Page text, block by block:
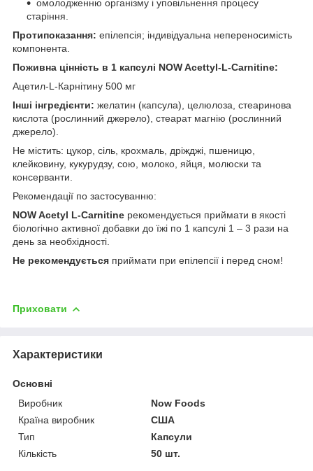
омолодженню організму і уповільнення процесу
старіння.
Протипоказання: епілепсія; індивідуальна непереносимість
компонента.
Поживна цінність в 1 капсулі NOW Acettyl-L-Carnitine:
Ацетил-L-Карнітину 500 мг
Інші інгредієнти: желатин (капсула), целюлоза, стеаринова
кислота (рослинний джерело), стеарат магнію (рослинний
джерело).
Не містить: цукор, сіль, крохмаль, дріжджі, пшеницю,
клейковину, кукурудзу, сою, молоко, яйця, молюски та
консерванти.
Рекомендації по застосуванню:
NOW Acetyl L-Carnitine рекомендується приймати в якості
біологічно активної добавки до їжі по 1 капсулі 1 – 3 рази на
день за необхідності.
Не рекомендується приймати при епілепсії і перед сном!
Приховати
Характеристики
Основні
Виробник
Now Foods
Країна виробник
США
Тип
Капсули
Кількість
50 шт.